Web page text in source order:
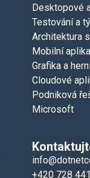
Desktopové
Testování a
Architektura
Mobilní
Grafika a
Cloudové
Podniková
Microsoft
+420 728